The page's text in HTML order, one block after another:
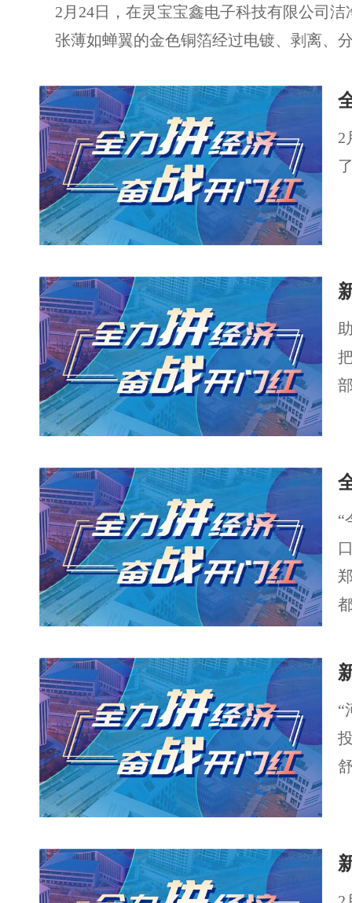
2月24日，在灵宝宝鑫电子科技有限公司
张薄如蝉翼的金色铜箔经过电镀、剥离、
2
“
“